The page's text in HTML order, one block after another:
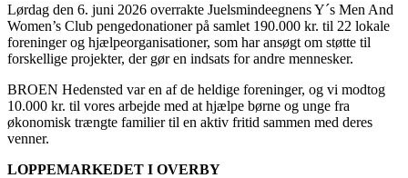
Lørdag den 6. juni 2026 overrakte Juelsmindeegnens Y´s Men And
Women’s Club pengedonationer på samlet 190.000 kr. til 22 lokale
foreninger og hjælpeorganisationer, som har ansøgt om støtte til
forskellige projekter, der gør en indsats for andre mennesker.
BROEN Hedensted var en af de heldige foreninger, og vi modtog
10.000 kr. til vores arbejde med at hjælpe børne og unge fra
økonomisk trængte familier til en aktiv fritid sammen med deres
venner.
LOPPEMARKEDET I OVERBY